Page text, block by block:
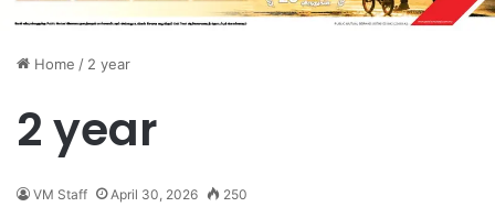
Home / 2 year
2 year
VM Staff April 30, 2026 250